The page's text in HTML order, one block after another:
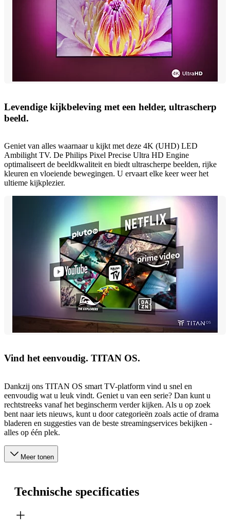
Levendige kijkbeleving met een helder, ultrascherp
beeld.
Geniet van alles waarnaar u kijkt met deze 4K (UHD) LED
Ambilight TV. De Philips Pixel Precise Ultra HD Engine
optimaliseert de beeldkwaliteit en biedt ultrascherpe beelden, rijke
kleuren en vloeiende bewegingen. U ervaart elke keer weer het
ultieme kijkplezier.
Vind het eenvoudig. TITAN OS.
Dankzij ons TITAN OS smart TV-platform vind u snel en
eenvoudig wat u leuk vindt. Geniet u van een serie? Dan kunt u
rechtstreeks vanaf het beginscherm verder kijken. Als u op zoek
bent naar iets nieuws, kunt u door categorieën zoals actie of drama
bladeren en suggesties van de beste streamingservices bekijken -
alles op één plek.
Meer tonen
Technische specificaties